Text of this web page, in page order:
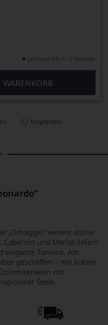
Lieferung (DE) 3 - 5 Werktage
Empfehlen
„Omaggio“ vereint alpine
Cabernet und Merlot liefern
elegante Tannine. Am
geschliffen – mit kühler
mit
Seele.